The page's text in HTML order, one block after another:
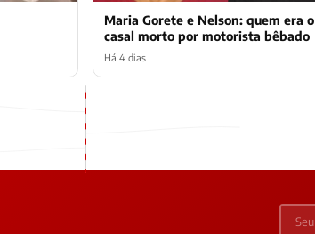
Maria Gorete e Nelson: quem era o
casal morto por motorista bêbado
Há 4 dias